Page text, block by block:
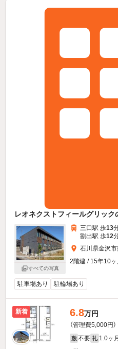
レオネクストフィールグリック
すべての写真
三口駅 歩13
割出駅 歩12
石川県金沢
2階建 / 15年10ヶ
駐車場あり 駐輪場あり
新着 6.8万円
（管理費5,000円）
敷 不要 礼 1.0ヶ月